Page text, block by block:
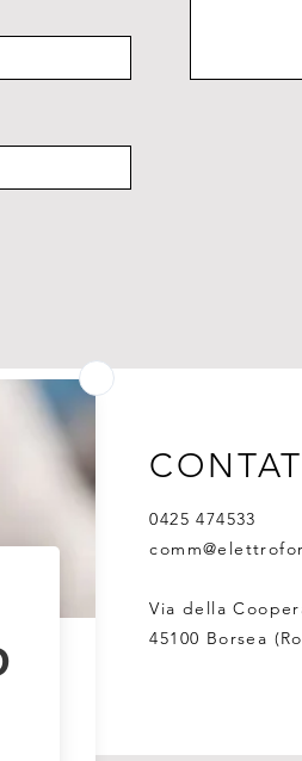
0425 474533
Via della
45100 Borsea